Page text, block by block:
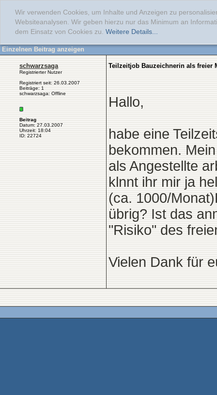
Wir verwenden Cookies, um Inhalte und Anzeigen zu
Websiteanalysen. Wir geben hierzu nur das Minimum an
dem Einsatz von Cookies zu. Weitere Details...
Einzelnen Beitrag anzeigen
schwarzsaga
Registrierter Nutzer
Registriert seit: 26.03.2007
Beiträge: 1
schwarzsaga: Offline
Beitrag
Datum: 27.03.2007
Uhrzeit: 18:04
ID: 22724
Teilzeitjob Bauzeichnerin als freier
Hallo,
habe eine
bekommen.
als Angestellte
klnnt ihr mir ja
(ca. 1000/
übrig? Ist das
"Risiko" des
Vielen Dank für